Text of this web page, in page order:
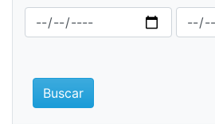
Buscar